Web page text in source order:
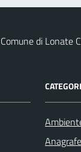
Comune di Lonate